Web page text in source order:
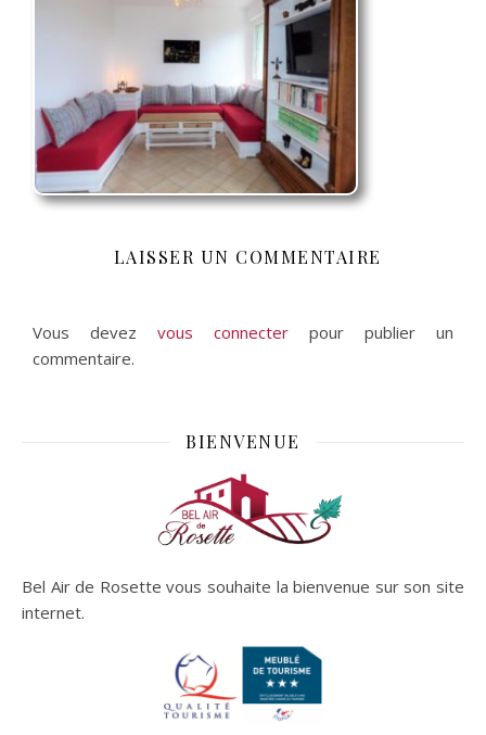
LAISSER UN COMMENTAIRE
Vous devez vous connecter pour publier un
commentaire.
BIENVENUE
Bel Air de Rosette vous souhaite la bienvenue sur son site
internet.